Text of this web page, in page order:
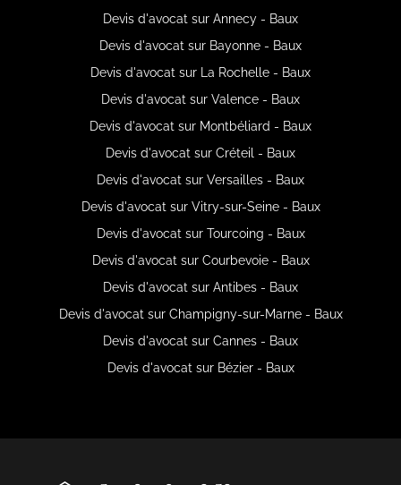
Devis d'avocat sur Annecy - Baux
Devis d'avocat sur Bayonne - Baux
Devis d'avocat sur La Rochelle - Baux
Devis d'avocat sur Valence - Baux
Devis d'avocat sur Montbéliard - Baux
Devis d'avocat sur Créteil - Baux
Devis d'avocat sur Versailles - Baux
Devis d'avocat sur Vitry-sur-Seine - Baux
Devis d'avocat sur Tourcoing - Baux
Devis d'avocat sur Courbevoie - Baux
Devis d'avocat sur Antibes - Baux
Devis d'avocat sur Champigny-sur-Marne - Baux
Devis d'avocat sur Cannes - Baux
Devis d'avocat sur Bézier - Baux